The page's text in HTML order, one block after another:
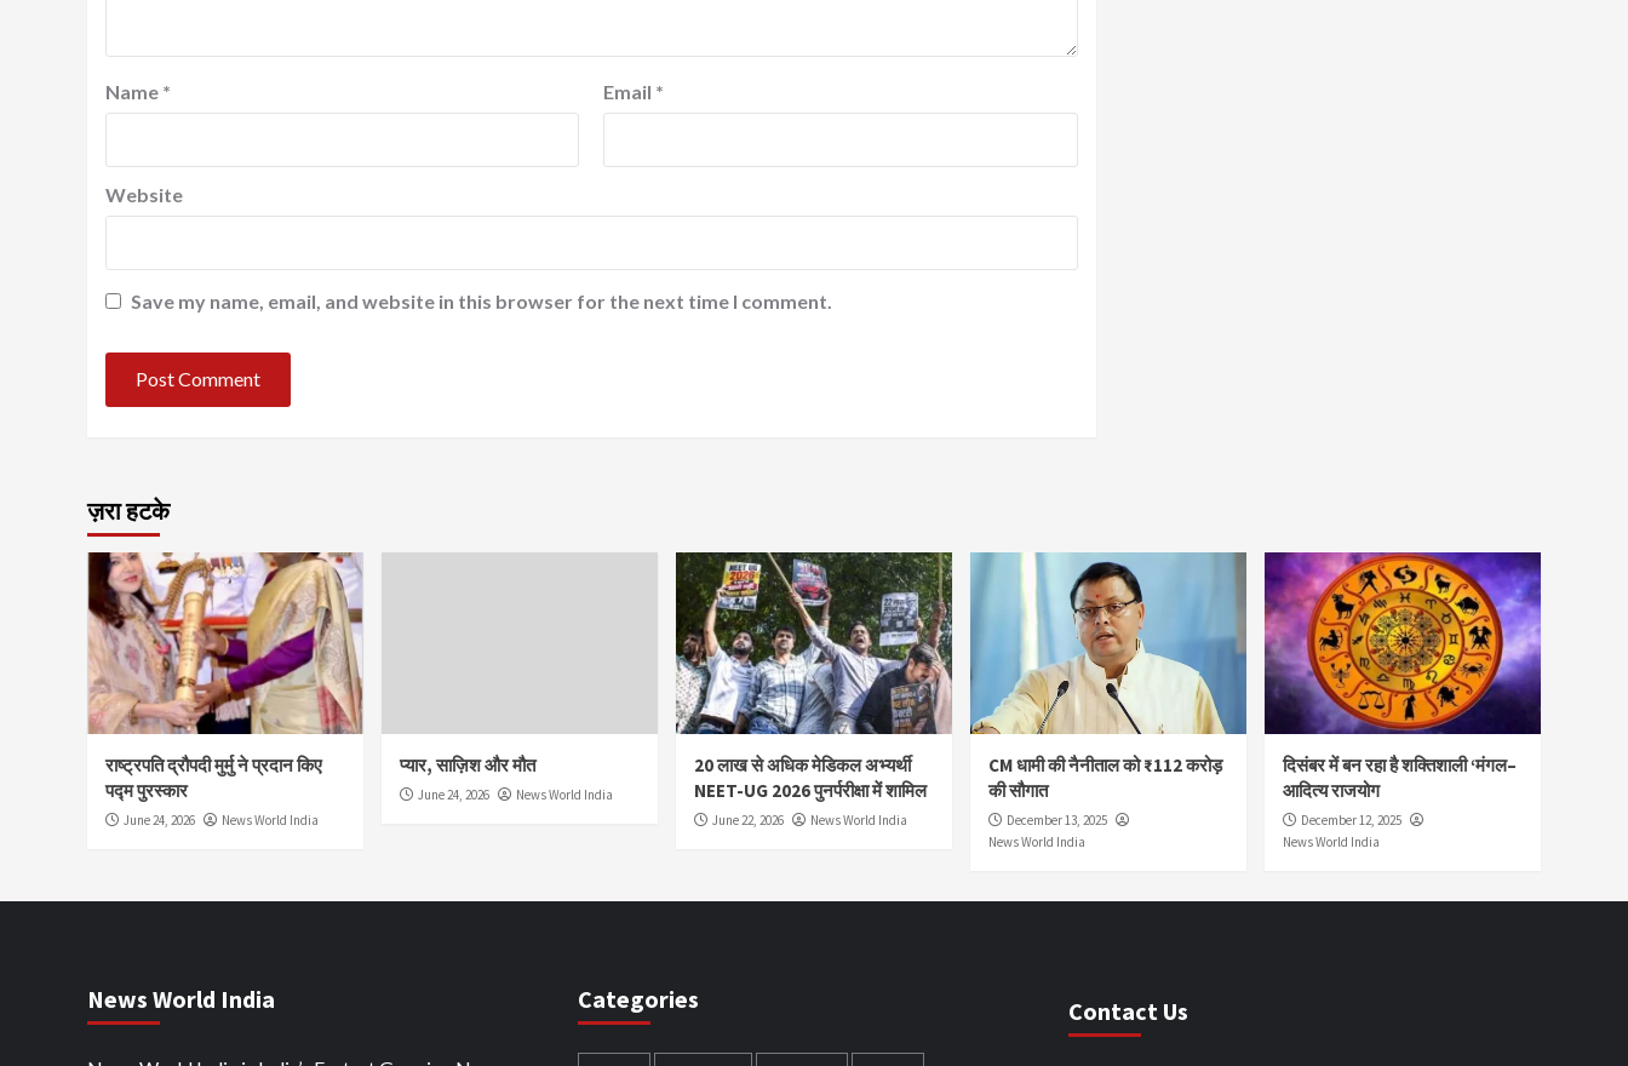
Name * Email *
Website
Save my name, email, and website in this browser for the next time I comment.
ज़रा हटके
राष्ट्रपति द्रौपदी मुर्मु ने प्रदान किए
पद्म पुरस्कार
June 24, 2026 News World India
प्यार, साज़िश और मौत
June 24, 2026 News World India
20 लाख से अधिक मेडिकल अभ्यर्थी
NEET-UG 2026 पुनर्परीक्षा में शामिल
June 22, 2026 News World India
CM धामी की नैनीताल को ₹112 करोड़
की सौगात
December 13, 2025
News World India
दिसंबर में बन रहा है शक्तिशाली ‘मंगल–
आदित्य राजयोग
December 12, 2025
News World India
News World India Categories Contact Us